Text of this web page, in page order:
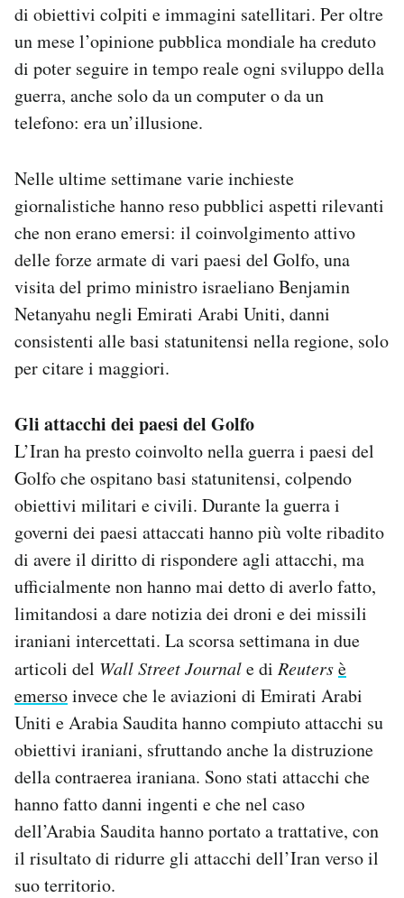
di obiettivi colpiti e immagini satellitari. Per oltre
un mese l’opinione pubblica mondiale ha creduto
di poter seguire in tempo reale ogni sviluppo della
guerra, anche solo da un computer o da un
telefono: era un’illusione.
Nelle ultime settimane varie inchieste
giornalistiche hanno reso pubblici aspetti rilevanti
che non erano emersi: il coinvolgimento attivo
delle forze armate di vari paesi del Golfo, una
visita del primo ministro israeliano Benjamin
Netanyahu negli Emirati Arabi Uniti, danni
consistenti alle basi statunitensi nella regione, solo
per citare i maggiori.
Gli attacchi dei paesi del Golfo
L’Iran ha presto coinvolto nella guerra i paesi del
Golfo che ospitano basi statunitensi, colpendo
obiettivi militari e civili. Durante la guerra i
governi dei paesi attaccati hanno più volte ribadito
di avere il diritto di rispondere agli attacchi, ma
ufficialmente non hanno mai detto di averlo fatto,
limitandosi a dare notizia dei droni e dei missili
iraniani intercettati. La scorsa settimana in due
articoli del Wall Street Journale di Reutersè
emersoinvece che le aviazioni di Emirati Arabi
Uniti e Arabia Saudita hanno compiuto attacchi su
obiettivi iraniani, sfruttando anche la distruzione
della contraerea iraniana. Sono stati attacchi che
hanno fatto danni ingenti e che nel caso
dell’Arabia Saudita hanno portato a trattative, con
il risultato di ridurre gli attacchi dell’Iran verso il
suo territorio.